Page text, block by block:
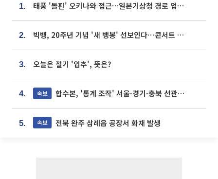
1. 태풍 '돌핀' 오키나와 접근…일본기상청 경로 업데이트
2. 빅뱅, 20주년 기념 '새 뱅봉' 선보인다⋯콘서트 앞두고 팝업 개최
3. 오늘은 절기 '입추', 뜻은?
4. 속보 합수본, '통계 조작' 서울·경기·충북 선관위 등 추가 압수수색
5. 속보 전북 완주 삼례읍 공장서 화재 발생